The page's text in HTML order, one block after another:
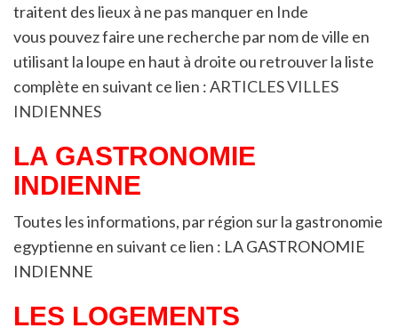
traitent des lieux à ne pas manquer en Inde
vous pouvez faire une recherche par nom de ville en
utilisant la loupe en haut à droite ou retrouver la liste
complète en suivant ce lien :ARTICLES VILLES
INDIENNES
LA GASTRONOMIE
INDIENNE
Toutes les informations, par région sur la gastronomie
egyptienne en suivant ce lien : LA GASTRONOMIE
INDIENNE
LES LOGEMENTS